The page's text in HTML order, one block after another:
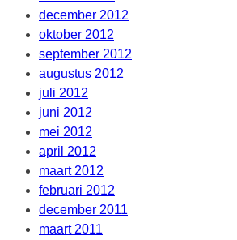
december 2012
oktober 2012
september 2012
augustus 2012
juli 2012
juni 2012
mei 2012
april 2012
maart 2012
februari 2012
december 2011
maart 2011